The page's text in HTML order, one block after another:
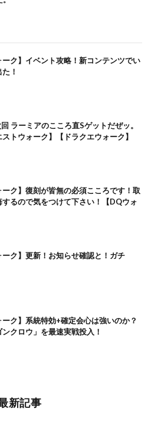
ーク】イベント攻略！新コンテンツでい
！
ラーミアのこころ直Sゲットだぜッ。
ストウォーク】【ドラクエウォーク】
ーク】復刻が皆無の必須こころです！取
するので気をつけて下さい！【DQウォ
ーク】更新！お知らせ確認と！ガチ
ーク】系統特効+確定会心は強いのか？
クロウ」を最速実戦投入！
新記事